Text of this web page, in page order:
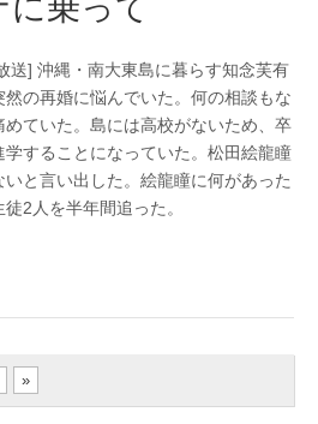
送] 沖縄・南大東島に暮らす知念芙有
の再婚に悩んでいた。何の相談もな
めていた。島には高校がないため、卒
することになっていた。松田絵龍瞳
と言い出した。絵龍瞳に何があった
2人を半年間追った。
»